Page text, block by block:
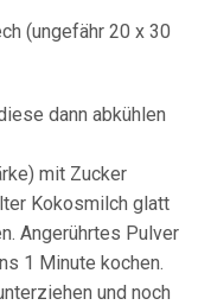
(ungefähr 20 x 30
dann abkühlen
mit Zucker
Kokosmilch glatt
Angerührtes Pulver
1 Minute kochen.
und noch